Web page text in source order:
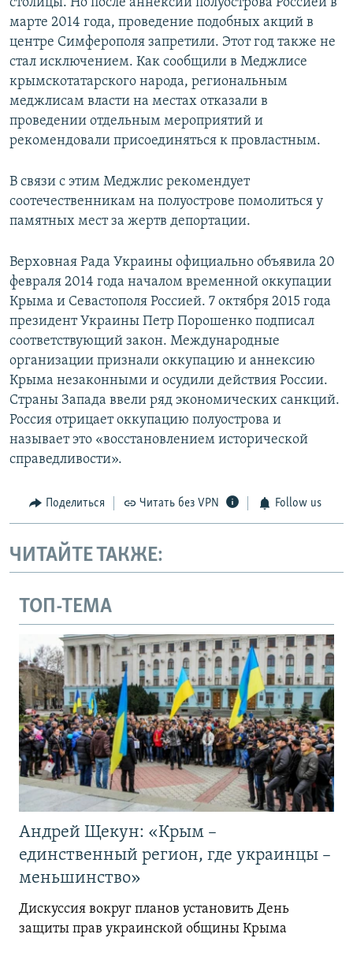
столицы. Но после аннексии полуострова Россией в
марте 2014 года, проведение подобных акций в
центре Симферополя запретили. Этот год также не
стал исключением. Как сообщили в Меджлисе
крымскотатарского народа, региональным
меджлисам власти на местах отказали в
проведении отдельным мероприятий и
рекомендовали присоединяться к провластным.
В связи с этим Меджлис рекомендует
соотечественникам на полуострове помолиться у
памятных мест за жертв депортации.
Верховная Рада Украины официально объявила 20
февраля 2014 года началом временной оккупации
Крыма и Севастополя Россией. 7 октября 2015 года
президент Украины Петр Порошенко подписал
соответствующий закон. Международные
организации признали оккупацию и аннексию
Крыма незаконными и осудили действия России.
Страны Запада ввели ряд экономических санкций.
Россия отрицает оккупацию полуострова и
называет это «восстановлением исторической
справедливости».
Поделиться Читать без VPN Follow us
ЧИТАЙТЕ ТАКЖЕ:
ТОП-ТЕМА
Андрей Щекун: «Крым –
единственный регион, где украинцы –
меньшинство»
Дискуссия вокруг планов установить День
защиты прав украинской общины Крыма